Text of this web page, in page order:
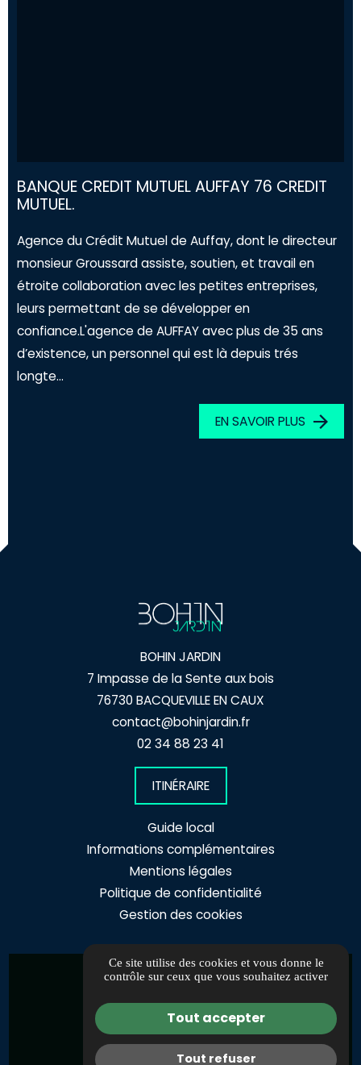
BANQUE CREDIT MUTUEL AUFFAY 76 CREDIT
MUTUEL.
Agence du Crédit Mutuel de Auffay, dont le directeur
monsieur Groussard assiste, soutien, et travail en
étroite collaboration avec les petites entreprises,
leurs permettant de se développer en
confiance.L'agence de AUFFAY avec plus de 35 ans
d’existence, un personnel qui est là depuis trés
longte...
EN SAVOIR PLUS
BOHIN JARDIN
7 Impasse de la Sente aux bois
76730 BACQUEVILLE EN CAUX
contact@bohinjardin.fr
02 34 88 23 41
ITINÉRAIRE
Guide local
Informations complémentaires
Mentions légales
Politique de confidentialité
Gestion des cookies
Ce site utilise des cookies et vous donne le
contrôle sur ceux que vous souhaitez activer
Tout accepter
Tout refuser